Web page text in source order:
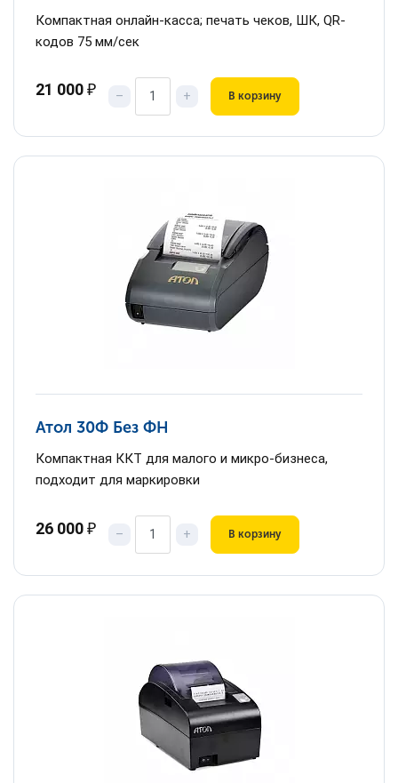
Компактная онлайн-касса; печать чеков, ШК, QR-
кодов 75 мм/сек
21 000₽ – + В корзину
Атол 30Ф Без ФН
Компактная ККТ для малого и микро-бизнеса,
подходит для маркировки
26 000₽ – + В корзину